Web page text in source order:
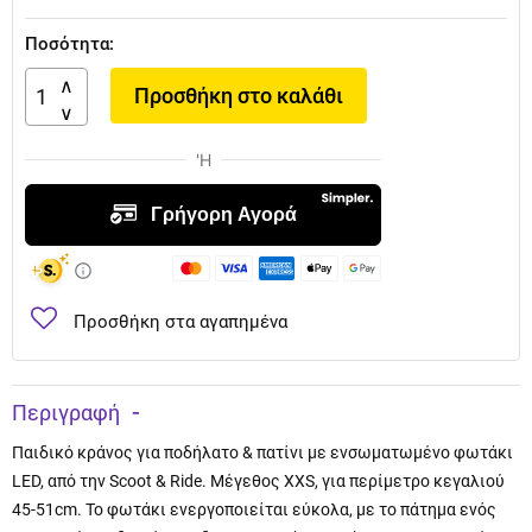
Ποσότητα:
Προσθήκη στο καλάθι
Προσθήκη στα αγαπημένα
Περιγραφή
Παιδικό κράνος για ποδήλατο & πατίνι με ενσωματωμένο φωτάκι
LED, από την Scoot & Ride. Μέγεθος XXS, για περίμετρο κεγαλιού
45-51cm. Το φωτάκι ενεργοποιείται εύκολα, με το πάτημα ενός